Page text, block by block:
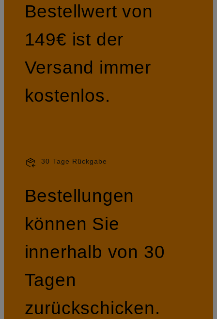
Bestellwert von
149€ ist der
Versand immer
kostenlos.
30 Tage Rückgabe
Bestellungen
können Sie
innerhalb von 30
Tagen
zurückschicken.